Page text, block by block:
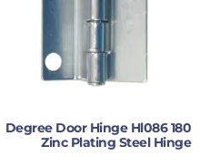
180 Degree Door Hinge Hl086
Zinc Plating Steel Hinge